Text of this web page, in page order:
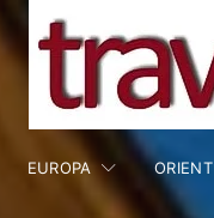
EUROPA ORIENT